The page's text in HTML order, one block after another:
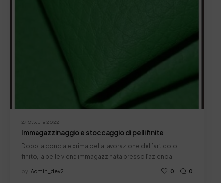
27 Ottobre 2022
Immagazzinaggio e stoccaggio di pelli finite
Dopo la concia e prima della lavorazione dell’articolo
finito, la pelle viene immagazzinata presso l’azienda…
by Admin_dev2 0 0